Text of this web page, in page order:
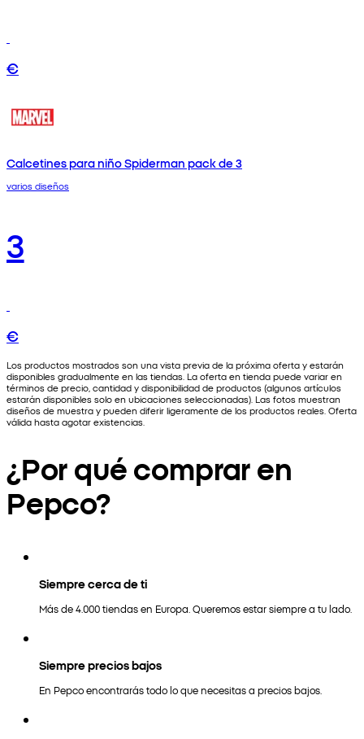
€
Calcetines para niño Spiderman pack de 3
varios diseños
3
€
Los productos mostrados son una vista previa de la próxima oferta y estarán
disponibles gradualmente en las tiendas. La oferta en tienda puede variar en
términos de precio, cantidad y disponibilidad de productos (algunos artículos
estarán disponibles solo en ubicaciones seleccionadas). Las fotos muestran
diseños de muestra y pueden diferir ligeramente de los productos reales. Oferta
válida hasta agotar existencias.
¿Por qué comprar en
Pepco?
Siempre cerca de ti
Más de 4.000 tiendas en Europa. Queremos estar siempre a tu lado.
Siempre precios bajos
En Pepco encontrarás todo lo que necesitas a precios bajos.